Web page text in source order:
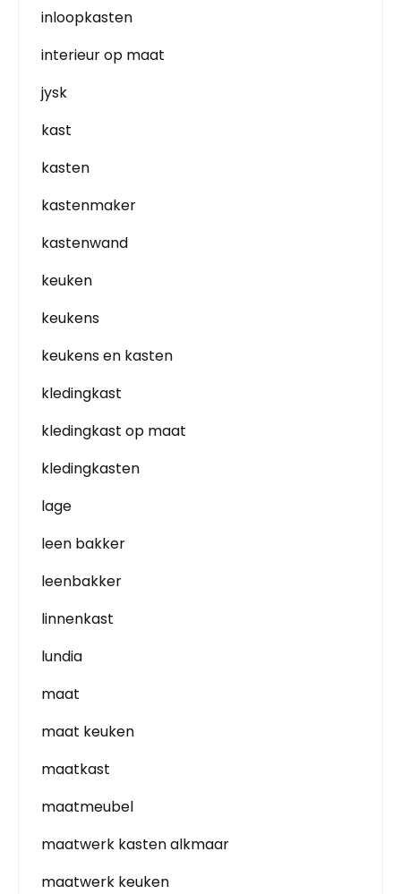
inloopkasten
interieur op maat
jysk
kast
kasten
kastenmaker
kastenwand
keuken
keukens
keukens en kasten
kledingkast
kledingkast op maat
kledingkasten
lage
leen bakker
leenbakker
linnenkast
lundia
maat
maat keuken
maatkast
maatmeubel
maatwerk kasten alkmaar
maatwerk keuken